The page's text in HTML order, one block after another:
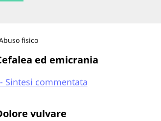
fisico
ed emicrania
Sintesi commentata
vulvare